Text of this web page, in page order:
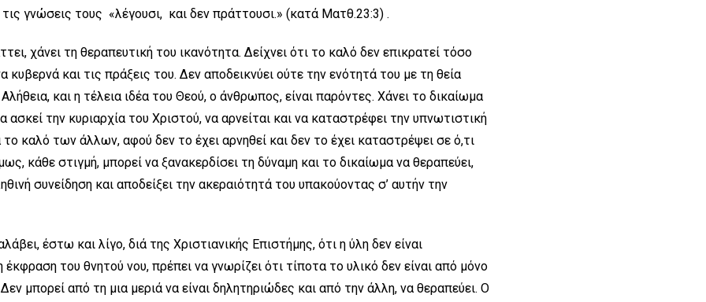
γνώσεις τους «λέγουσι, και δεν πράττουσι.» (κατά Ματθ.23:3) .
χάνει τη θεραπευτική του ικανότητα. Δείχνει ότι το καλό δεν επικρατεί τόσο
κυβερνά και τις πράξεις του. Δεν αποδεικνύει ούτε την ενότητά του με τη θεία
και η τέλεια ιδέα του Θεού, ο άνθρωπος, είναι παρόντες. Χάνει το δικαίωμα
την κυριαρχία του Χριστού, να αρνείται και να καταστρέφει την υπνωτιστική
καλό των άλλων, αφού δεν το έχει αρνηθεί και δεν το έχει καταστρέψει σε ό,τι
κάθε στιγμή, μπορεί να ξανακερδίσει τη δύναμη και το δικαίωμα να θεραπεύει,
συνείδηση και αποδείξει την ακεραιότητά του υπακούοντας σ’ αυτήν την
έστω και λίγο, διά της Χριστιανικής Επιστήμης, ότι η ύλη δεν είναι
έκφραση του θνητού νου, πρέπει να γνωρίζει ότι τίποτα το υλικό δεν είναι από μόνο
μπορεί από τη μια μεριά να είναι δηλητηριώδες και από την άλλη, να θεραπεύει. Ο